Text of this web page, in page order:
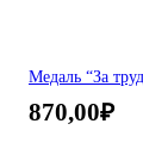
Медаль “За
870,00₽